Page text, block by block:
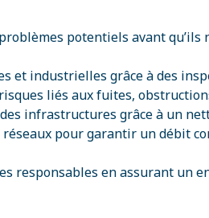
potentiels avant qu’ils
et industrielles grâce à des
liés aux fuites,
infrastructures grâce à un
pour garantir un débit
responsables en assurant un